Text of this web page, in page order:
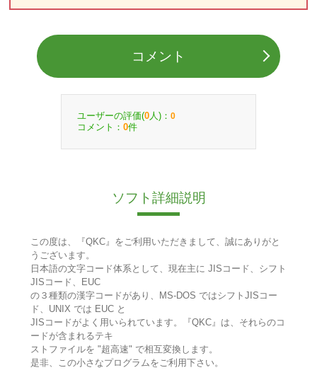
コメント
ユーザーの評価(0 人)： 0
コメント： 0件
ソフト詳細説明
この度は、『QKC』をご利用いただきまして、誠にありがと
うございます。
日本語の文字コード体系として、現在主に JISコード、シフト
JISコード、EUC
の３種類の漢字コードがあり、MS-DOS ではシフトJISコー
ド、UNIX では EUC と
JISコードがよく用いられています。『QKC』は、それらのコ
ードが含まれるテキ
ストファイルを "超高速" で相互変換します。
是非、この小さなプログラムをご利用下さい。